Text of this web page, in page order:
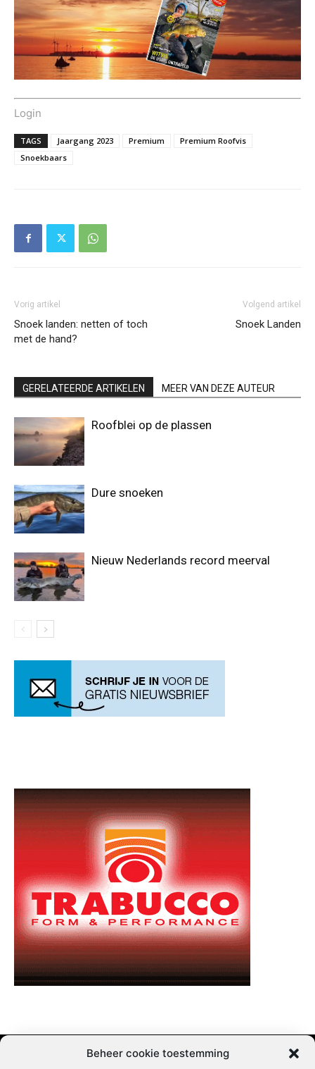
Beheer cookie toestemming
Login
TAGS Jaargang 2023 Premium
Premium Roofvis
Snoekbaars
Vorig artikel
Snoek landen: netten of toch
met de hand?
Volgend artikel
Snoek Landen
GERELATEERDE ARTIKELEN MEER VAN DEZE AUTEUR
Roofblei op de plassen
Dure snoeken
Nieuw Nederlands record meerval